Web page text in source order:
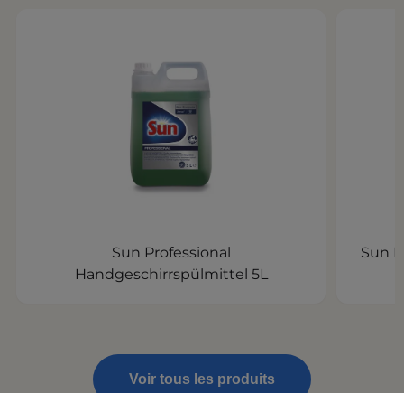
Sun Professional
Handgeschirrspülmittel 5L
Sun
Voir tous les produits